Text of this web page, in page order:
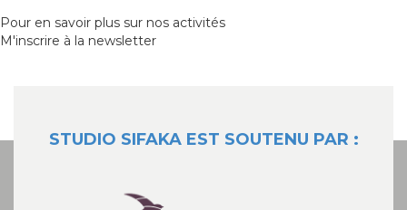
Pour en savoir plus sur nos activités
M'inscrire à la newsletter
STUDIO SIFAKA EST SOUTENU PAR :